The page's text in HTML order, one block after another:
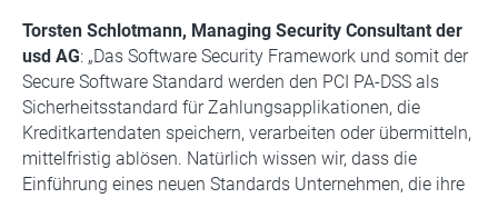
Torsten Schlotmann, Managing Security Consultant der
usd AG: „Das Software Security Framework und somit der
Secure Software Standard werden den PCI PA-DSS als
Sicherheitsstandard für Zahlungsapplikationen, die
Kreditkartendaten speichern, verarbeiten oder übermitteln,
mittelfristig ablösen. Natürlich wissen wir, dass die
Einführung eines neuen Standards Unternehmen, die ihre